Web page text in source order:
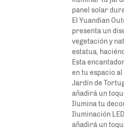
panel solar
El Yuandian
presenta un
vegetación y
estatua,
Esta
en tu espacio
Jardín de
añadirá un
Ilumina tu
Iluminación
añadirá un